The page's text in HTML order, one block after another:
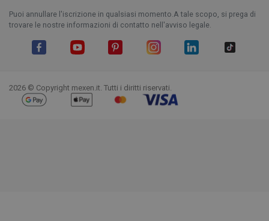
Puoi annullare l'iscrizione in qualsiasi momento.A tale scopo, si prega di
trovare le nostre informazioni di contatto nell'avviso legale.
2026 © Copyright mexen.it. Tutti i diritti riservati.